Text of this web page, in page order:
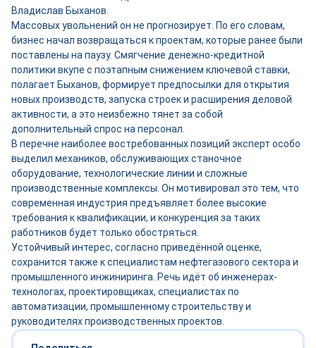
Владислав Быханов.
Массовых увольнений он не прогнозирует. По его словам,
бизнес начал возвращаться к проектам, которые ранее были
поставлены на паузу. Смягчение денежно-кредитной
политики вкупе с поэтапным снижением ключевой ставки,
полагает Быханов, формирует предпосылки для открытия
новых производств, запуска строек и расширения деловой
активности, а это неизбежно тянет за собой
дополнительный спрос на персонал.
В перечне наиболее востребованных позиций эксперт особо
выделил механиков, обслуживающих станочное
оборудование, технологические линии и сложные
производственные комплексы. Он мотивировал это тем, что
современная индустрия предъявляет более высокие
требования к квалификации, и конкуренция за таких
работников будет только обостряться.
Устойчивый интерес, согласно приведённой оценке,
сохранится также к специалистам нефтегазового сектора и
промышленного инжиниринга. Речь идёт об инженерах-
технологах, проектировщиках, специалистах по
автоматизации, промышленному строительству и
руководителях производственных проектов.